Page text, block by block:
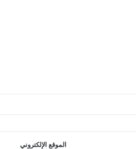
الموقع الإلكتروني